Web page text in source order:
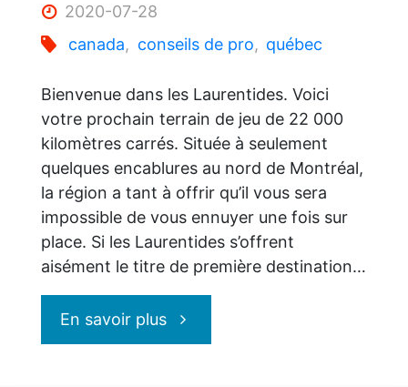
2020-07-28
canada, conseils de pro, québec
Bienvenue dans les Laurentides. Voici
votre prochain terrain de jeu de 22 000
kilomètres carrés. Située à seulement
quelques encablures au nord de Montréal,
la région a tant à offrir qu’il vous sera
impossible de vous ennuyer une fois sur
place. Si les Laurentides s’offrent
aisément le titre de première destination…
En savoir plus"Les